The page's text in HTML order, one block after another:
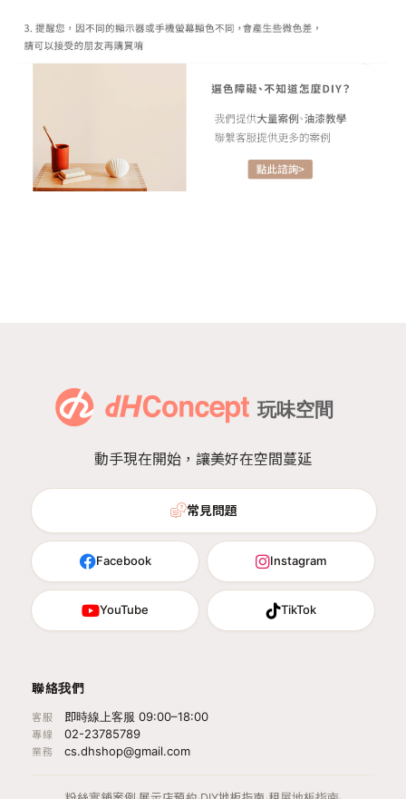
動手現在開始，讓美好在空間蔓延
常見問題
Facebook Instagram
YouTube TikTok
聯絡我們
客服 即時線上客服 09:00–18:00
專線 02-23785789
業務 cs.dhshop@gmail.com